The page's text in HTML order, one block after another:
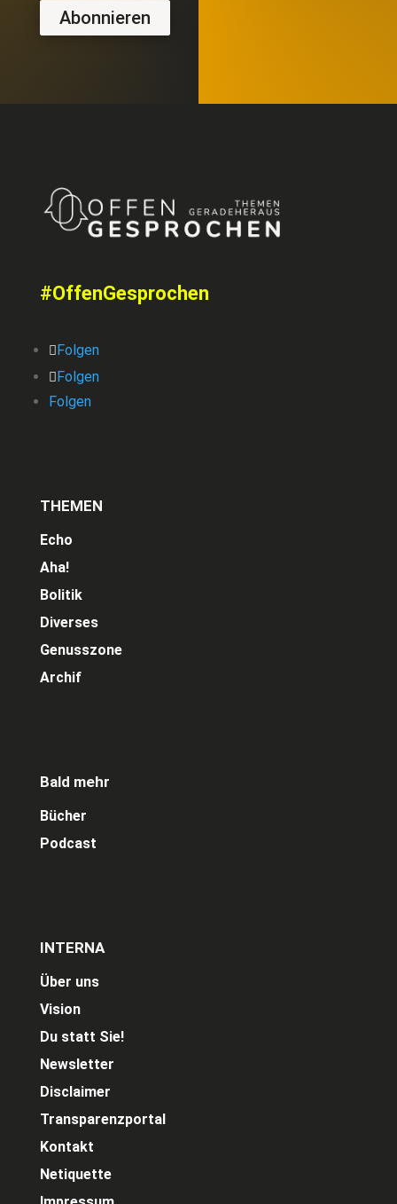
Abonnieren
#OffenGesprochen
Folgen
Folgen
Folgen
THEMEN
Echo
Aha!
Bolitik
Diverses
Genusszone
Archif
Bald mehr
Bücher
Podcast
INTERNA
Über uns
Vision
Du statt Sie!
Newsletter
Disclaimer
Transparenzportal
Kontakt
Netiquette